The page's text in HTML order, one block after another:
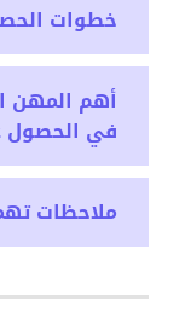
خطوات
أهم المهن
في الحصول
ملاحظات